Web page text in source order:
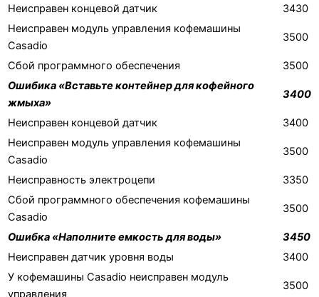
Неисправен концевой датчик
3430
Неисправен модуль управления кофемашины
Casadio
3500
Сбой программного обеспечения
3500
Ошибика «Вставьте контейнер для кофейного
жмыха»
3400
Неисправен концевой датчик
3400
Неисправен модуль управления кофемашины
Casadio
3500
Неисправность электроцепи
3350
Сбой программного обеспечения кофемашины
Casadio
3500
Ошибка «Наполните емкость для воды»
3450
Неисправен датчик уровня воды
3400
У кофемашины Casadio неисправен модуль
управления
3500